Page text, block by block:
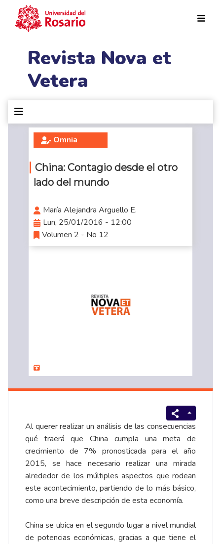
Revista Nova et
Vetera
Omnia
China: Contagio desde el otro
lado del mundo
María Alejandra Arguello E.
Lun, 25/01/2016 - 12:00
Volumen 2 - No 12
Al querer realizar un análisis de las consecuencias
qué traerá que China cumpla una meta de
crecimiento de 7% pronosticada para el año
2015, se hace necesario realizar una mirada
alrededor de los múltiples aspectos que rodean
este acontecimiento, partiendo de lo más básico,
como una breve descripción de esta economía.
China se ubica en el segundo lugar a nivel mundial
de potencias económicas, gracias a que tiene el